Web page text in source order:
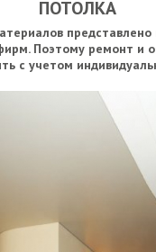
ПОТОЛКА
Поэтому ремонт и
с учетом